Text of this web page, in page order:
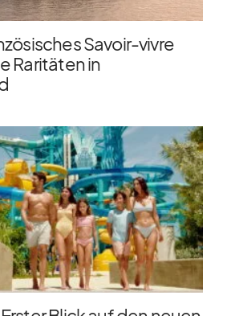
Savoir-vivre
Raritäten in